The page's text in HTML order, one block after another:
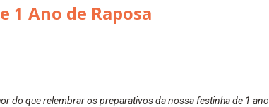
1 Ano de Raposa
do que relembrar os preparativos da nossa festinha de 1 ano.